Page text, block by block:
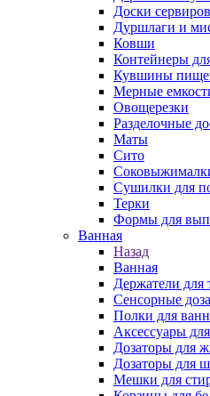
Доски
Дуршлаги и
Ковши
Контейнеры
Кувшины
Мерные
Овощерезки
Разделочные
Маты
Сито
Сушилки для
Терки
Формы для
Ванная
Назад
Ванная
Держатели для
Сенсорные
Полки для
Аксессуары
Дозаторы для
Дозаторы для
Мешки для